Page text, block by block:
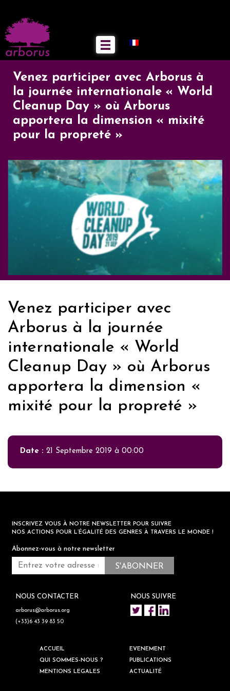
Venez participer avec Arborus à
la journée internationale « World
Cleanup Day » où Arborus
apportera la dimension « mixité
pour la propreté »
Venez participer avec
Arborus à la journée
internationale « World
Cleanup Day » où Arborus
apportera la dimension «
mixité pour la propreté »
Date : 21 Septembre 2019 à 00:00
INSCRIVEZ VOUS À NOTRE NEWSLETTER POUR SUIVRE
NOS ACTIONS POUR L’ÉGALITÉ DES GENRES À TRAVERS LE MONDE !
Abonnez-vous à notre newsletter
NOUS CONTACTER
arborus@arborus.org
(+33)6 43 39 83 50
NOUS SUIVRE
ACCUEIL
EVENEMENT
QUI SOMMES-NOUS ?
PUBLICATIONS
MENTIONS LEGALES
ACTUALITÉ